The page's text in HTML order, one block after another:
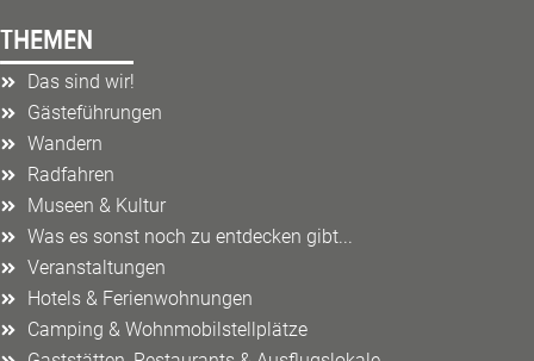
THEMEN
Das sind wir!
Gästeführungen
Wandern
Radfahren
Museen & Kultur
Was es sonst noch zu entdecken gibt...
Veranstaltungen
Hotels & Ferienwohnungen
Camping & Wohnmobilstellplätze